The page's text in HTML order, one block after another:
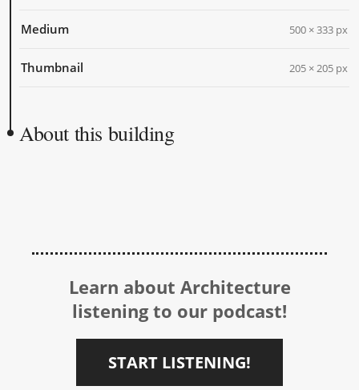
Medium 500 × 333 px
Thumbnail 205 × 205 px
About this building
Learn about Architecture
listening to our podcast!
START LISTENING!